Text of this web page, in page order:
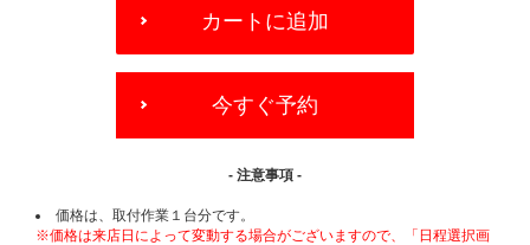
OPTIONS
カートに追加
今すぐ予約
- 注意事項 -
価格は、取付作業１台分です。
※価格は来店日によって変動する場合がございますので、「日程選択画